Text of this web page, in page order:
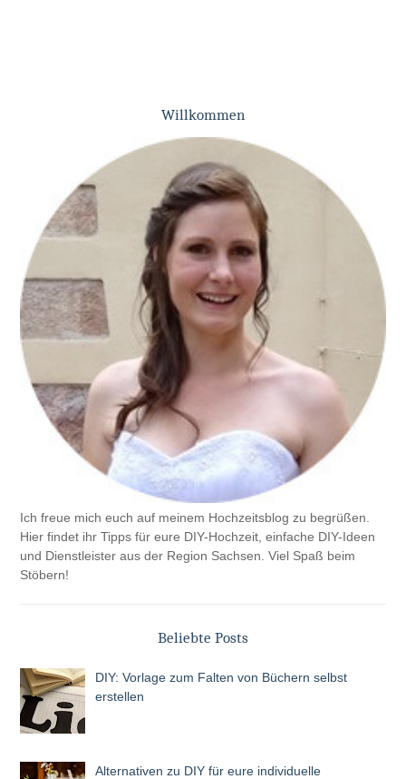
Willkommen
Ich freue mich euch auf meinem Hochzeitsblog zu begrüßen.
Hier findet ihr Tipps für eure DIY-Hochzeit, einfache DIY-Ideen
und Dienstleister aus der Region Sachsen. Viel Spaß beim
Stöbern!
Beliebte Posts
DIY: Vorlage zum Falten von Büchern selbst
erstellen
Alternativen zu DIY für eure individuelle